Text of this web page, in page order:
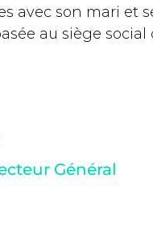
avec son mari et
au siège social
Général